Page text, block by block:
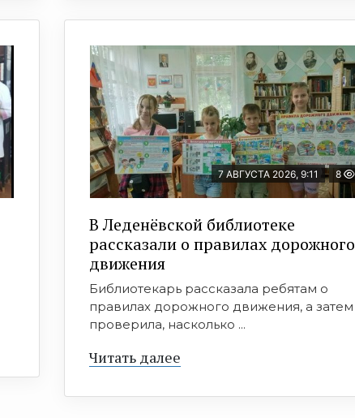
7 АВГУСТА 2026, 9:11 8
В Леденёвской библиотеке
рассказали о правилах дорожного
движения
Библиотекарь рассказала ребятам о
правилах дорожного движения, а затем
проверила, насколько ...
Читать далее